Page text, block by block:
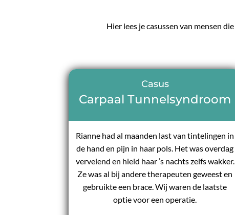
Hier lees je casussen van mensen
Casus
Carpaal Tunnelsyndroom
Rianne had al maanden last van tintelingen in
de hand en pijn in haar pols. Het was overdag
vervelend en hield haar ’s nachts zelfs wakker.
Ze was al bij andere therapeuten geweest en
gebruikte een brace. Wij waren de laatste
optie voor een operatie.